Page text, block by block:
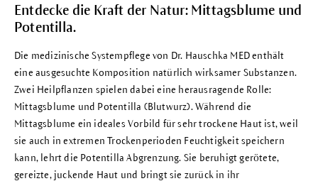
Entdecke die Kraft der Natur: Mittagsblume und
Potentilla.
Die medizinische Systempflege von Dr. Hauschka MED enthält
eine ausgesuchte Komposition natürlich wirksamer Substanzen.
Zwei Heilpflanzen spielen dabei eine herausragende Rolle:
Mittagsblume und Potentilla (Blutwurz). Während die
Mittagsblume ein ideales Vorbild für sehr trockene Haut ist, weil
sie auch in extremen Trockenperioden Feuchtigkeit speichern
kann, lehrt die Potentilla Abgrenzung. Sie beruhigt gerötete,
gereizte, juckende Haut und bringt sie zurück in ihr